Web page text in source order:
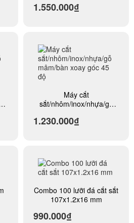
độ trượt 30-34cm
1.550.000₫
Máy cắt
sắt/nhôm/inox/nhựa/gỗ
1.230.000₫
Combo 100 lưỡi đá cắt sắt
107x1.2x16 mm
990.000₫